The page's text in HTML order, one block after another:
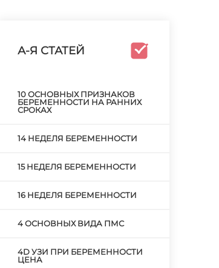
А-Я СТАТЕЙ
10 ОСНОВНЫХ ПРИЗНАКОВ
БЕРЕМЕННОСТИ НА РАННИХ
СРОКАХ
14 НЕДЕЛЯ БЕРЕМЕННОСТИ
15 НЕДЕЛЯ БЕРЕМЕННОСТИ
16 НЕДЕЛЯ БЕРЕМЕННОСТИ
4 ОСНОВНЫХ ВИДА ПМС
4D УЗИ ПРИ БЕРЕМЕННОСТИ
ЦЕНА